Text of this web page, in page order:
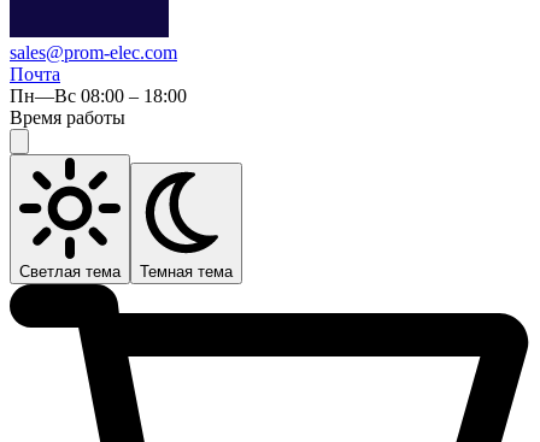
sales@prom-elec.com
Почта
Пн—Вс 08:00 – 18:00
Время работы
Светлая тема Темная тема